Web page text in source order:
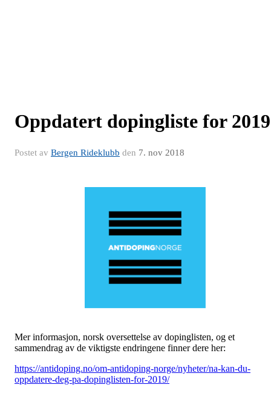
Oppdatert dopingliste for 2019
Postet av Bergen Rideklubb den 7. nov 2018
Mer informasjon, norsk oversettelse av dopinglisten, og et
sammendrag av de viktigste endringene finner dere her:
https://antidoping.no/om-antidoping-norge/nyheter/na-kan-du-
oppdatere-deg-pa-dopinglisten-for-2019/